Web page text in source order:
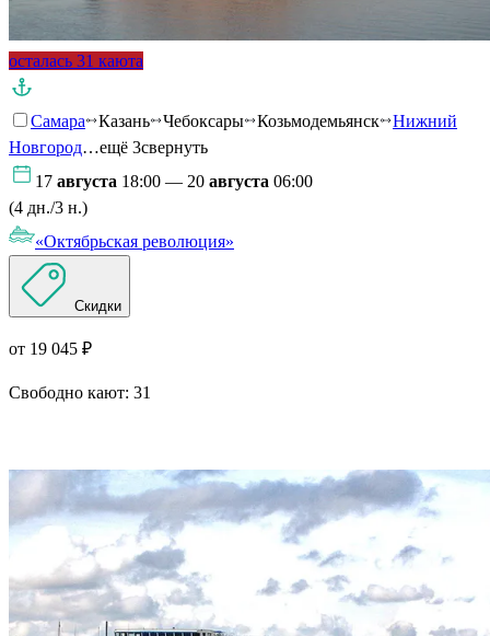
осталась 31 каюта
Самара Казань Чебоксары Козьмодемьянск
Нижний
Новгород…ещё 3свернуть
17 августа 18:00 — 20 августа 06:00
(4 дн./3 н.)
«Октябрьская революция»
Скидки
от 19 045 ₽
Свободно кают: 31